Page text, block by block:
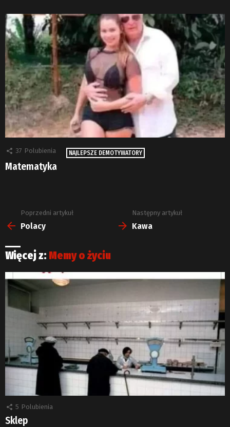
37 Polubienia NAJLEPSZE DEMOTYWATORY
Matematyka
Zobacz
więcej
Poprzedni artykuł
Polacy
Następny artykuł
Kawa
Więcej z: Memy o życiu
5 Polubienia
Sklep